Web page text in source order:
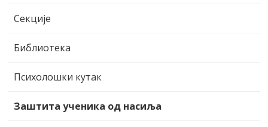
Секције
Библиотека
Психолошки кутак
Заштита ученика од насиља